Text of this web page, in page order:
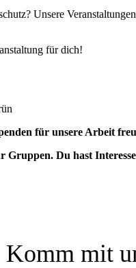
Unsere
für dich!
für unsere Arbeit
Du hast
Komm mit